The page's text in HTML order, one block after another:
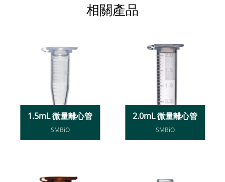
相關產品
1.5mL 微量離心管
SMBiO
2.0mL 微量離心管
SMBiO